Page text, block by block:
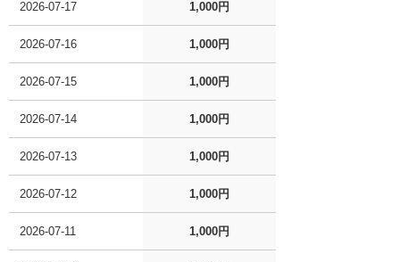
2026-07-17 1,000円
2026-07-16 1,000円
2026-07-15 1,000円
2026-07-14 1,000円
2026-07-13 1,000円
2026-07-12 1,000円
2026-07-11 1,000円